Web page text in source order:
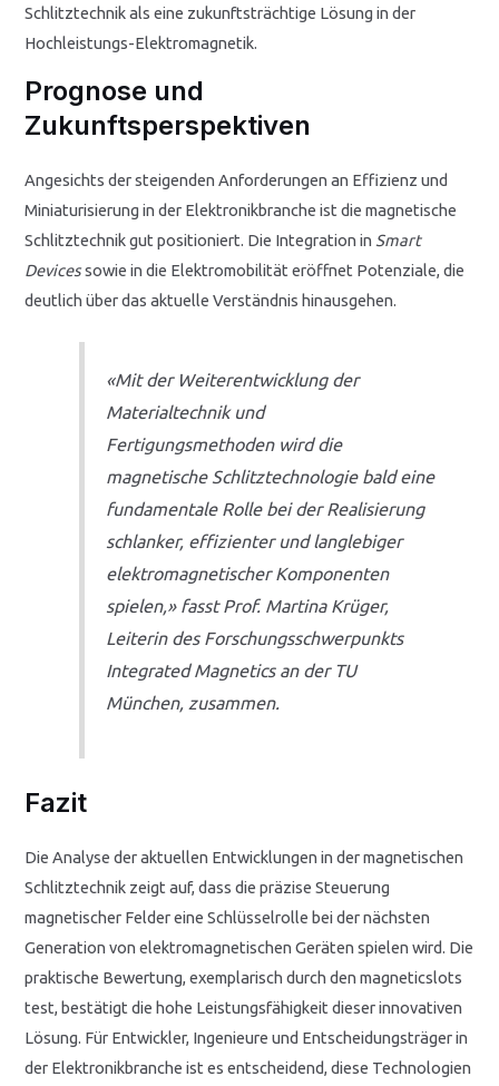
Schlitztechnik als eine zukunftsträchtige Lösung in der
Hochleistungs-Elektromagnetik.
Prognose und
Zukunftsperspektiven
Angesichts der steigenden Anforderungen an Effizienz und
Miniaturisierung in der Elektronikbranche ist die magnetische
Schlitztechnik gut positioniert. Die Integration in Smart
Devicessowie in die Elektromobilität eröffnet Potenziale, die
deutlich über das aktuelle Verständnis hinausgehen.
«Mit der Weiterentwicklung der
Materialtechnik und
Fertigungsmethoden wird die
magnetische Schlitztechnologie bald eine
fundamentale Rolle bei der Realisierung
schlanker, effizienter und langlebiger
elektromagnetischer Komponenten
spielen,» fasst Prof. Martina Krüger,
Leiterin des Forschungsschwerpunkts
Integrated Magnetics an der TU
München, zusammen.
Fazit
Die Analyse der aktuellen Entwicklungen in der magnetischen
Schlitztechnik zeigt auf, dass die präzise Steuerung
magnetischer Felder eine Schlüsselrolle bei der nächsten
Generation von elektromagnetischen Geräten spielen wird. Die
praktische Bewertung, exemplarisch durch den magneticslots
test, bestätigt die hohe Leistungsfähigkeit dieser innovativen
Lösung. Für Entwickler, Ingenieure und Entscheidungsträger in
der Elektronikbranche ist es entscheidend, diese Technologien